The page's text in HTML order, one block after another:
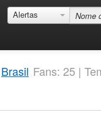
Alertas
Brasil Fans: 25 |